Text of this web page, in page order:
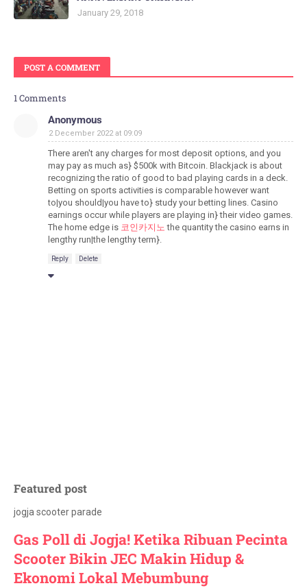
January 29, 2018
POST A COMMENT
1 Comments
Anonymous
2 December 2022 at 09:09
There aren't any charges for most deposit options, and you
may pay as much as} $500k with Bitcoin. Blackjack is about
recognizing the ratio of good to bad playing cards in a deck.
Betting on sports activities is comparable however want
to|you should|you have to} study your betting lines. Casino
earnings occur while players are playing in} their video games.
The home edge is 코인카지노 the quantity the casino earns in
lengthy run|the lengthy term}.
Reply Delete
Featured post
jogja scooter parade
Gas Poll di Jogja! Ketika Ribuan Pecinta
Scooter Bikin JEC Makin Hidup &
Ekonomi Lokal Mebumbung